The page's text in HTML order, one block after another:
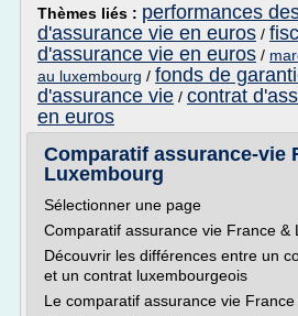
Thèmes liés : performances
d'assurance vie en euros /
d'assurance vie en euros /
au luxembourg / fonds de
d'assurance vie / contrat
en euros
Comparatif assurance-vie
Luxembourg
Sélectionner une page
Comparatif assurance vie France &
Découvrir les différences entre un
et un contrat luxembourgeois
Le comparatif assurance vie